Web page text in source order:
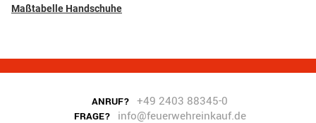
Maßtabelle Handschuhe
ANRUF? +49 2403 88345-0
FRAGE? info@feuerwehreinkauf.de